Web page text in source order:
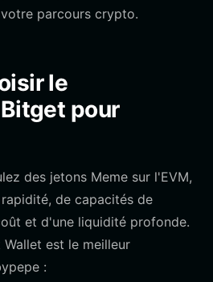
parcours crypto.
le
pour
des jetons Meme sur l'EVM,
de capacités de
et d'une liquidité profonde.
est le meilleur
: